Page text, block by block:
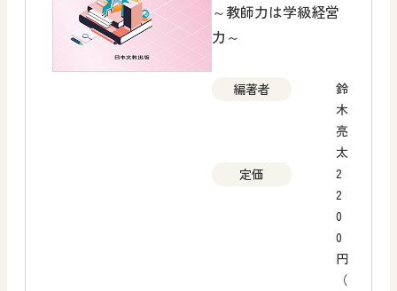
～教師力は学級経営
力～
編著者
鈴
木
亮
太
定価
2
2
0
0
円
（